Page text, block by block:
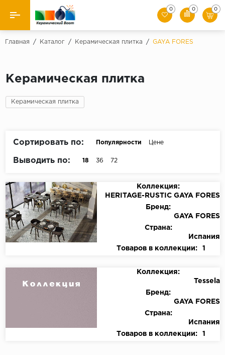
Назад
Керамическая плитка
Керамогранит
0 0 0
Главная / Каталог / Керамическая плитка / GAYA FORES
Керамическая плитка
Керамическая плитка
Сортировать по: Популярности Цене
Выводить по: 18 36 72
Коллекция:
HERITAGE-RUSTIC GAYA FORES
Бренд:
GAYA FORES
Страна:
Испания
Товаров в коллекции:
1
Коллекция:
Tessela
Бренд:
GAYA FORES
Страна:
Испания
Товаров в коллекции:
1